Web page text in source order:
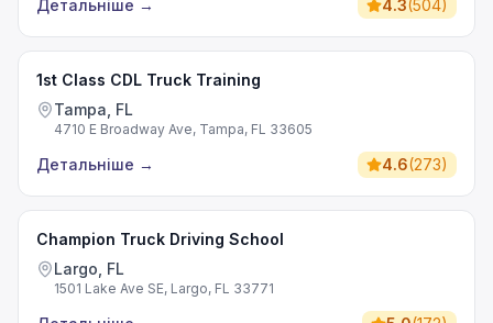
Детальніше → 4.3(504)
1st Class CDL Truck Training
Tampa, FL
4710 E Broadway Ave, Tampa, FL 33605
Детальніше → 4.6(273)
Champion Truck Driving School
Largo, FL
1501 Lake Ave SE, Largo, FL 33771